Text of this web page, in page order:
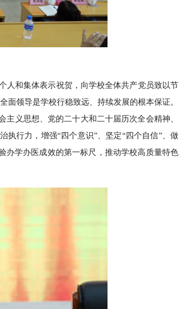
人和集体表示祝贺，向学校全体共产党员致以节
面领导是学校行稳致远、持续发展的根本保证。
义思想、党的二十大和二十届历次全会精神、
执行力，增强“四个意识”、坚定“四个自信”、做
办学办医成效的第一标尺，推动学校高质量特色